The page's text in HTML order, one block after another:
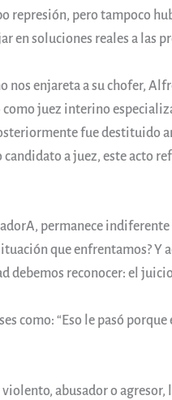
represión, pero tampoco
en soluciones reales a las
nos enjareta a su chofer,
juez interino
fue destituido
a juez, este acto
permanece
que enfrentamos? Y
debemos reconocer: el
como: “Eso le pasó porque
abusador o